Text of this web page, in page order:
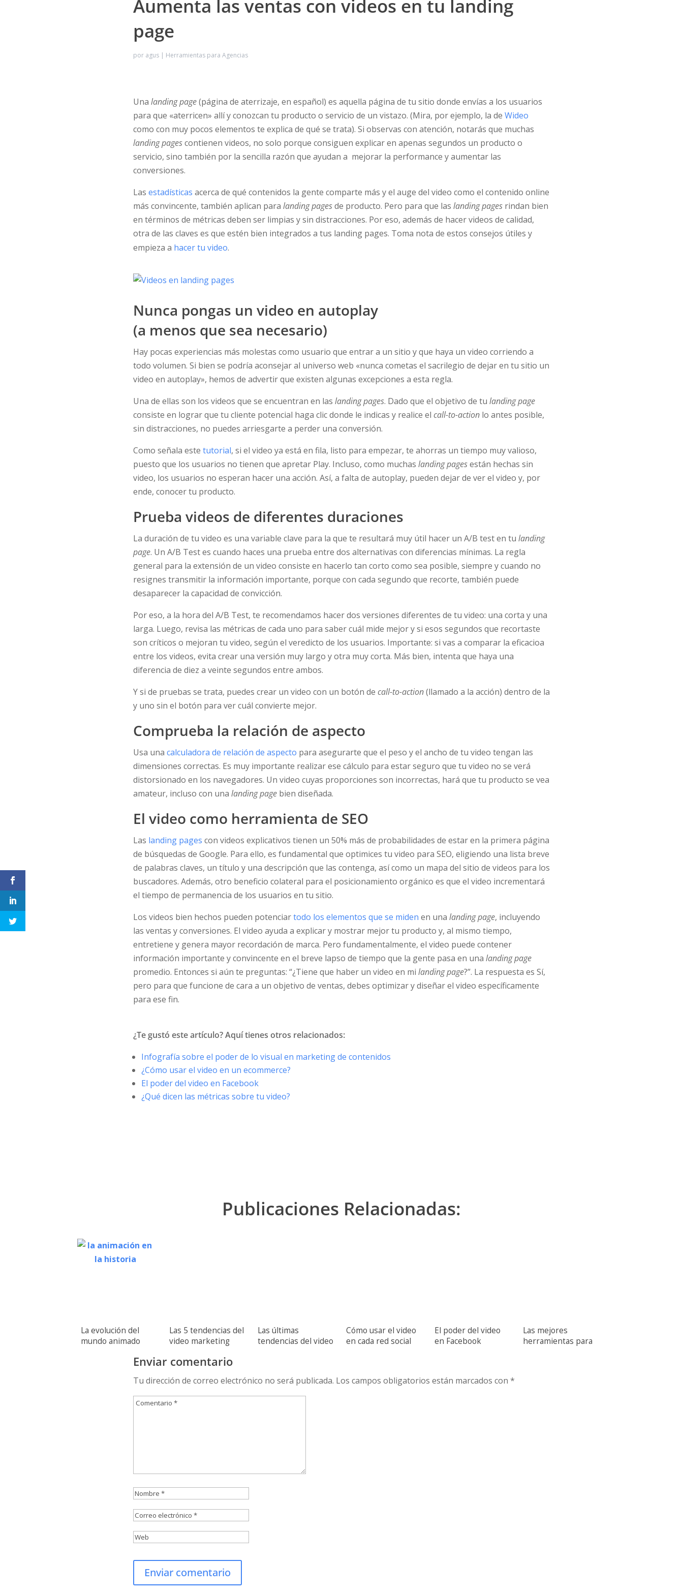
Aumenta las ventas con videos en tu landing
page
por agus | Herramientas para Agencias
Una landing page(página de aterrizaje, en español) es aquella página de tu sitio donde envías a los usuarios
para que «aterricen» allí y conozcan tu producto o servicio de un vistazo. (Mira, por ejemplo, la de Wideo
como con muy pocos elementos te explica de qué se trata). Si observas con atención, notarás que muchas
landing pagescontienen videos, no solo porque consiguen explicar en apenas segundos un producto o
servicio, sino también por la sencilla razón que ayudan a mejorar la performance y aumentar las
conversiones.
Las estadísticas acerca de qué contenidos la gente comparte más y el auge del video como el contenido online
más convincente, también aplican para landing pagesde producto. Pero para que las landing pages rindan bien
en términos de métricas deben ser limpias y sin distracciones. Por eso, además de hacer videos de calidad,
otra de las claves es que estén bien integrados a tus landing pages. Toma nota de estos consejos útiles y
empieza a hacer tu video.
Nunca pongas un video en autoplay
(a menos que sea necesario)
Hay pocas experiencias más molestas como usuario que entrar a un sitio y que haya un video corriendo a
todo volumen. Si bien se podría aconsejar al universo web «nunca cometas el sacrilegio de dejar en tu sitio un
video en autoplay», hemos de advertir que existen algunas excepciones a esta regla.
Una de ellas son los videos que se encuentran en las landing pages. Dado que el objetivo de tu landing page
consiste en lograr que tu cliente potencial haga clic donde le indicas y realice el call-to-action lo antes posible,
sin distracciones, no puedes arriesgarte a perder una conversión.
Como señala este tutorial, si el video ya está en fila, listo para empezar, te ahorras un tiempo muy valioso,
puesto que los usuarios no tienen que apretar Play. Incluso, como muchas landing pagesestán hechas sin
video, los usuarios no esperan hacer una acción. Así, a falta de autoplay, pueden dejar de ver el video y, por
ende, conocer tu producto.
Prueba videos de diferentes duraciones
La duración de tu video es una variable clave para la que te resultará muy útil hacer un A/B test en tu landing
page. Un A/B Test es cuando haces una prueba entre dos alternativas con diferencias mínimas. La regla
general para la extensión de un video consiste en hacerlo tan corto como sea posible, siempre y cuando no
resignes transmitir la información importante, porque con cada segundo que recorte, también puede
desaparecer la capacidad de convicción.
Por eso, a la hora del A/B Test, te recomendamos hacer dos versiones diferentes de tu video: una corta y una
larga. Luego, revisa las métricas de cada uno para saber cuál mide mejor y si esos segundos que recortaste
son críticos o mejoran tu video, según el veredicto de los usuarios. Importante: si vas a comparar la eficacioa
entre los videos, evita crear una versión muy largo y otra muy corta. Más bien, intenta que haya una
diferencia de diez a veinte segundos entre ambos.
Y si de pruebas se trata, puedes crear un video con un botón de call-to-action(llamado a la acción) dentro de la
y uno sin el botón para ver cuál convierte mejor.
Comprueba la relación de aspecto
Usa una calculadora de relación de aspecto para asegurarte que el peso y el ancho de tu video tengan las
dimensiones correctas. Es muy importante realizar ese cálculo para estar seguro que tu video no se verá
distorsionado en los navegadores. Un video cuyas proporciones son incorrectas, hará que tu producto se vea
amateur, incluso con una landing page bien diseñada.
El video como herramienta de SEO
Las landing pages con videos explicativos tienen un 50% más de probabilidades de estar en la primera página
de búsquedas de Google. Para ello, es fundamental que optimices tu video para SEO, eligiendo una lista breve
de palabras claves, un título y una descripción que las contenga, así como un mapa del sitio de videos para los
buscadores. Además, otro beneficio colateral para el posicionamiento orgánico es que el video incrementará
el tiempo de permanencia de los usuarios en tu sitio.
Los videos bien hechos pueden potenciartodo los elementos que se miden en una landing page, incluyendo
las ventas y conversiones. El video ayuda a explicar y mostrar mejor tu producto y, al mismo tiempo,
entretiene y genera mayor recordación de marca. Pero fundamentalmente, el video puede contener
información importante y convincente en el breve lapso de tiempo que la gente pasa en una landing page
promedio. Entonces si aún te preguntas: “¿Tiene que haber un video en mi landing page?”. La respuesta es Sí,
pero para que funcione de cara a un objetivo de ventas, debes optimizar y diseñar el video específicamente
para ese fin.
¿Te gustó este artículo? Aquí tienes otros relacionados:
Infografía sobre el poder de lo visual en marketing de contenidos
¿Cómo usar el video en un ecommerce?
El poder del video en Facebook
¿Qué dicen las métricas sobre tu video?
Publicaciones Relacionadas:
La evolución del
mundo animado
Las 5 tendencias del
video marketing
Las últimas
tendencias del video
Cómo usar el video
en cada red social
El poder del video
en Facebook
Las mejores
herramientas para
Enviar comentario
Tu dirección de correo electrónico no será publicada. Los campos obligatorios están marcados con *